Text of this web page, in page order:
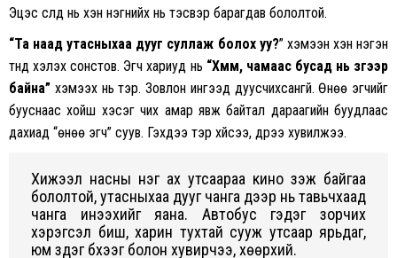
Эцэс сүүлд нь хэн нэгнийх нь тэсвэр барагдав бололтой.
“Та наад утасныхаа дууг суллаж болох уу?” хэмээн хэн нэгэн
түүнд хэлэх сонстов. Эгч хариуд нь “Хмм, чамаас бусад нь зүгээр
байна” хэмээх нь тэр. Зовлон ингээд дуусчихсангүй. Өнөө эгчийг
бууснаас хойш хэсэг чих амар явж байтал дараагийн буудлаас
дахиад “өнөө эгч” суув. Гэхдээ тэр хүйсээ, дүрээ хувилжээ.
Хижээл насны нэг ах утсаараа кино үзэж байгаа
бололтой, утасныхаа дууг чанга дээр нь тавьчхаад
чанга инээхийг яана. Автобус гэдэг зорчих
хэрэгсэл биш, харин тухтай сууж утсаар ярьдаг,
юм үздэг бүхээг болон хувирчээ, хөөрхий.